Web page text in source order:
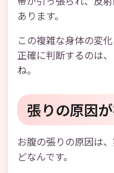
あります。
この複雑な身体の変
正確に判断するのは
ね。
張りの原因
お腹の張りの原因は
どなんです。